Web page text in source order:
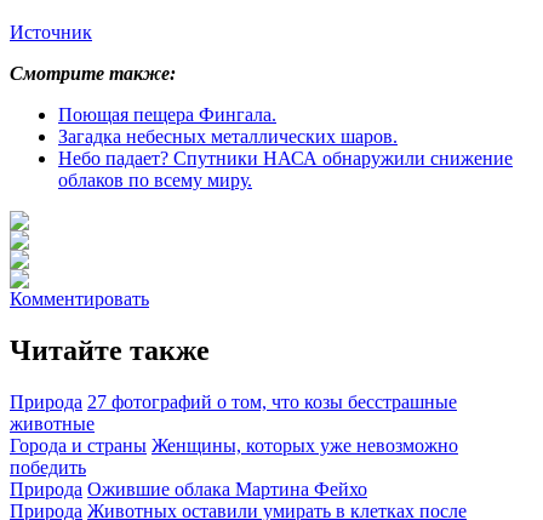
Источник
Смотрите также:
Поющая пещера Фингала.
Загадка небесных металлических шаров.
Небо падает? Спутники НАСА обнаружили снижение
облаков по всему миру.
Комментировать
Читайте также
Природа 27 фотографий о том, что козы бесстрашные
животные
Города и страны Женщины, которых уже невозможно
победить
Природа Ожившие облака Мартина Фейхо
Природа Животных оставили умирать в клетках после